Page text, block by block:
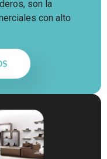
son la
con alto